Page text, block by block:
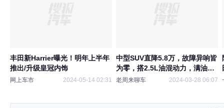
丰田新Harrier曝光！明年上半年
推出/升级皇冠内饰
网上车市 2024-05-14 02:31
中型SUV直降5.8万，故障异响皆
为零，搭2.5L油混动力，满油跑
970KM，却卖不动
老周来聊车 2024-03-28 06:07